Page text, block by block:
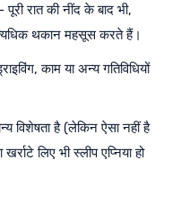
रात की नींद के बाद भी,
थकान महसूस करते हैं।
काम या अन्य गतिविधियों
विशेषता है (लेकिन ऐसा नहीं है
लिए भी स्लीप एप्निया हो